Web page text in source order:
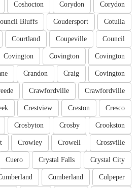
Corydon
Corydon
Coshocton
Cotulla
Coudersport
Bluffs
Council
Coupeville
Courtland
Covington
Covington
Covington
Covington
Craig
Crandon
Crawfordville
Crawfordville
Cresco
Creston
Crestview
Crookston
Crosby
Crosbyton
Crossville
Crowell
Crowley
Crystal City
Crystal Falls
Cuero
Culpeper
Cumberland